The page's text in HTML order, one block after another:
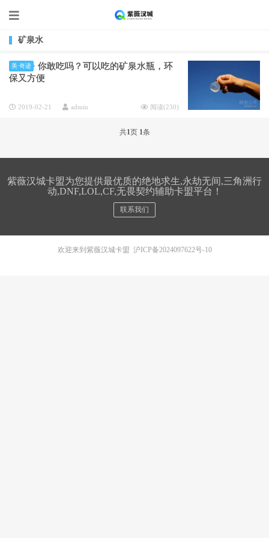
矿泉水
美·奇迹
你敢吃吗？可以吃的矿泉水瓶，环
保又方便
2019-02-21 admin 阅读(230)
共1页 1条
紫薇汉城卡盟为您提供最优质的绝地求生,永劫无间,三角洲行
动,DNF,LOL,CF,无畏契约辅助卡盟平台！
联系我们
欢迎来到紫薇汉城卡盟 沪ICP备2024097622号-10